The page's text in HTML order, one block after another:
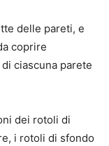
delle pareti, e
coprire
ciascuna parete
dei rotoli di
i rotoli di sfondo